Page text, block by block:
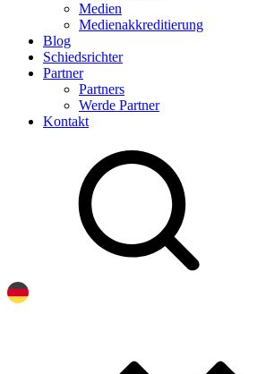
Medien
Medienakkreditierung
Blog
Schiedsrichter
Partner
Partners
Werde Partner
Kontakt